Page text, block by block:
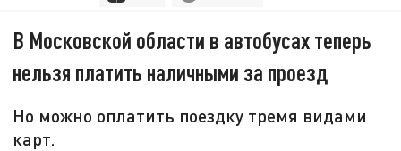
В Московской области в автобусах теперь
нельзя платить наличными за проезд
Но можно оплатить поездку тремя видами
карт.